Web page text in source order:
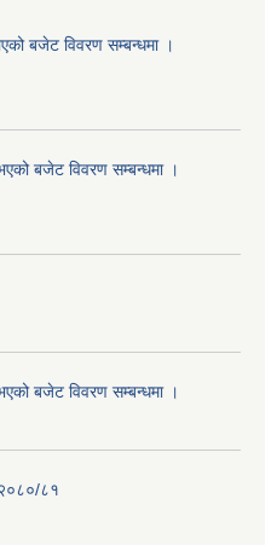
बजेट विवरण सम्बन्धमा ।
बजेट विवरण सम्बन्धमा ।
बजेट विवरण सम्बन्धमा ।
८१